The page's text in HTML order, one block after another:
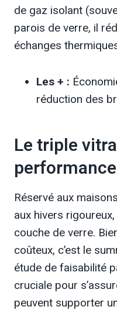
de gaz isolant
parois de verre, il
échanges
Les + :
réduction des
Le triple
Réservé aux
aux hivers
couche de verre.
coûteux, c’est le
étude de faisabilité
cruciale pour
peuvent supporter